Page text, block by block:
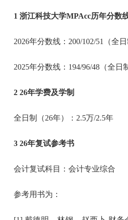
1 浙江科技大学MPAcc历年分数
2026年分数线：200/102/51（全日
2025年分数线：194/96/48（全日
2 26年学费及学制
全日制（26年）：2.5万/2.5年
3 26年复试参考书
会计复试科目：会计专业综合
参考用书为：